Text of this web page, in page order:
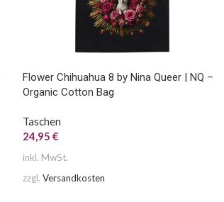
Flower Chihuahua 8 by Nina Queer | NQ –
Organic Cotton Bag
Taschen
24,95 €
inkl. MwSt.
zzgl. Versandkosten